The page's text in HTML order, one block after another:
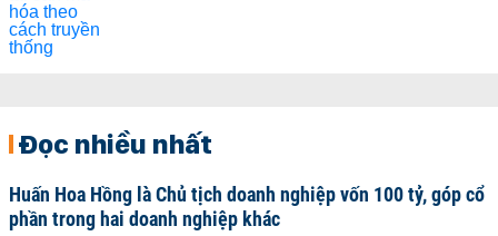
Đọc nhiều nhất
Huấn Hoa Hồng là Chủ tịch doanh nghiệp vốn 100 tỷ, góp cổ
phần trong hai doanh nghiệp khác